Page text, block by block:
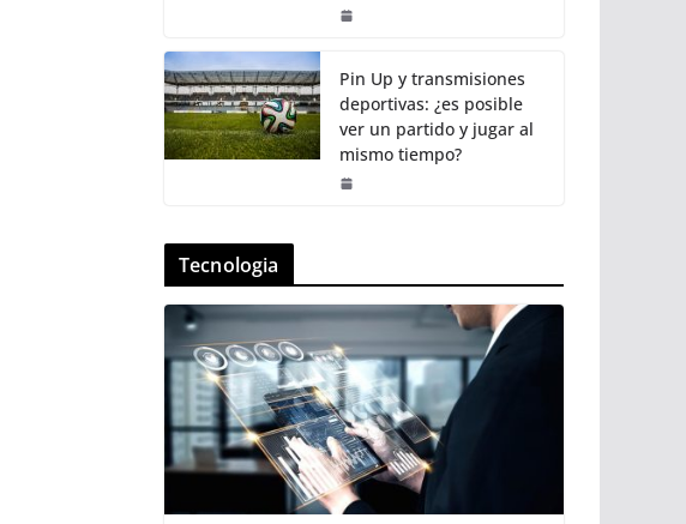
Pin Up y transmisiones
deportivas: ¿es posible
ver un partido y jugar al
mismo tiempo?
Tecnologia